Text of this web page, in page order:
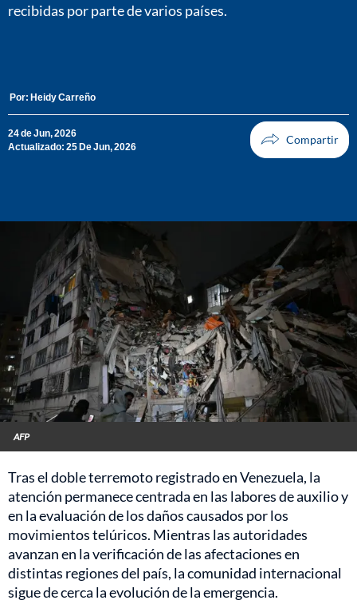
recibidas por parte de varios países.
Por: Heidy Carreño
24 de Jun, 2026
Actualizado: 25 De Jun, 2026
AFP
Tras el doble terremoto registrado en Venezuela, la
atención permanece centrada en las labores de auxilio y
en la evaluación de los daños causados por los
movimientos telúricos. Mientras las autoridades
avanzan en la verificación de las afectaciones en
distintas regiones del país, la comunidad internacional
sigue de cerca la evolución de la emergencia.